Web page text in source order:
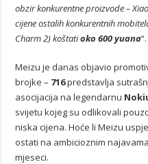
obzir konkurentne proizvode –
cijene ostalih konkurentnih
Charm 2) koštatioko 600 yuana“.
Meizu je danas objavio
brojke – 716predstavlja
asocijacija na legendarnu
svijetu kojeg su odlikovali
niska cijena. Hoće li Meizu
ostati na ambicioznim
mjeseci.